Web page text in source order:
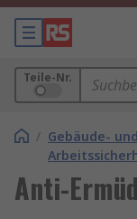
Teile-Nr.
/ Gebäude- und
Anti-